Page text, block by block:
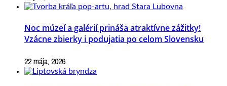
Noc múzeí a galérií prináša atraktívne zážitky!
Vzácne zbierky i podujatia po celom Slovensku
22 mája, 2026